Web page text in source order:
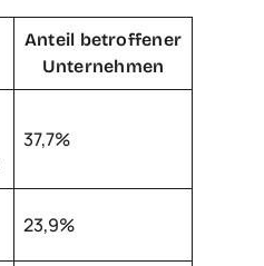
Anteil betroffener
Unternehmen
37,7%
23,9%